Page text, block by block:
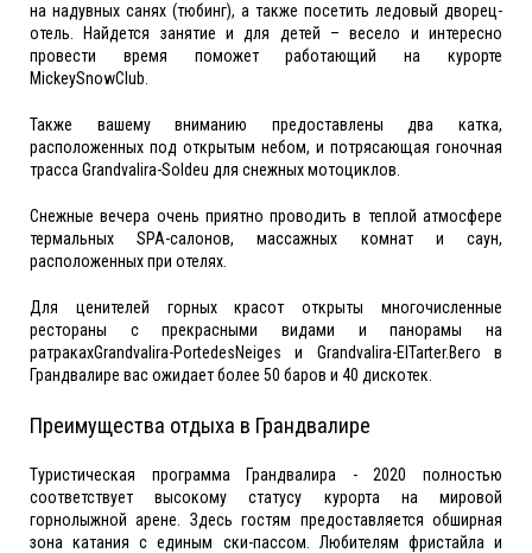
на надувных санях (тюбинг), а также посетить ледовый дворец-
отель. Найдется занятие и для детей – весело и интересно
провести время поможет работающий на курорте
MickeySnowClub.
Также вашему вниманию предоставлены два катка,
расположенных под открытым небом, и потрясающая гоночная
трасса Grandvalira-Soldeu для снежных мотоциклов.
Снежные вечера очень приятно проводить в теплой атмосфере
термальных SPA-салонов, массажных комнат и саун,
расположенных при отелях.
Для ценителей горных красот открыты многочисленные
рестораны с прекрасными видами и панорамы на
ратракахGrandvalira-PortedesNeiges и Grandvalira-ElTarter.Вего в
Грандвалире вас ожидает более 50 баров и 40 дискотек.
Преимущества отдыха в Грандвалире
Туристическая программа Грандвалира - 2020 полностью
соответствует высокому статусу курорта на мировой
горнолыжной арене. Здесь гостям предоставляется обширная
зона катания с единым ски-пассом. Любителям фристайла и